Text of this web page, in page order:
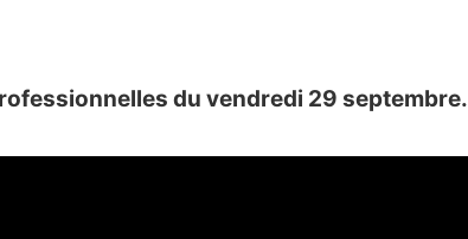
du vendredi 29 septembre.